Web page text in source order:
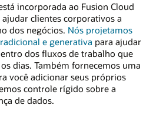
incorporada ao Fusion Cloud
clientes corporativos a
dos negócios. Nós projetamos
e generativa para ajudar
dos fluxos de trabalho que
dias. Também fornecemos uma
você adicionar seus próprios
controle rígido sobre a
de dados.